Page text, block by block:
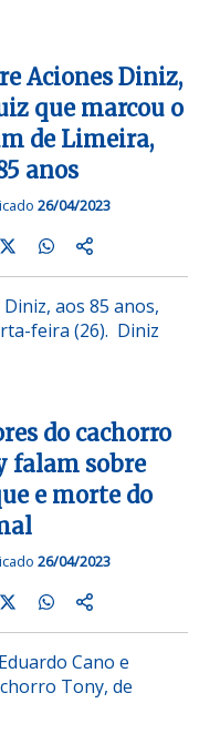
Aciones Diniz,
que marcou o
de Limeira,
anos
26/04/2023
aos 85 anos,
feira (26). Diniz
do cachorro
falam sobre
e morte do
26/04/2023
Cano e
Tony, de